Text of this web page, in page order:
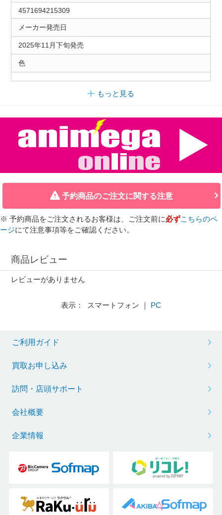
4571694215309
メーカー発売日
2025年11月下旬発売
色
もっと見る
予約商品のご注文に関する注意
※ 予約商品をご注文されるお客様は、ご注文前に必ずこちらのペ
ージにて注意事項等をご確認ください。
商品レビュー
レビューがありません
表示： スマートフォン ｜ PC
ご利用ガイド
買取お申し込み
訪問・店頭サポート
会社概要
企業情報